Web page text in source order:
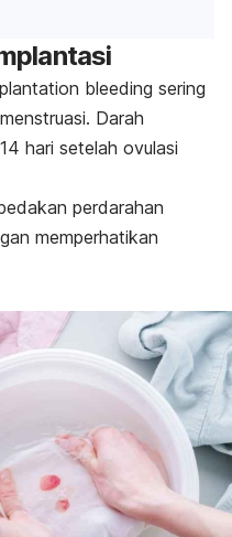
bleeding sering
Darah
hari setelah ovulasi
perdarahan
memperhatikan